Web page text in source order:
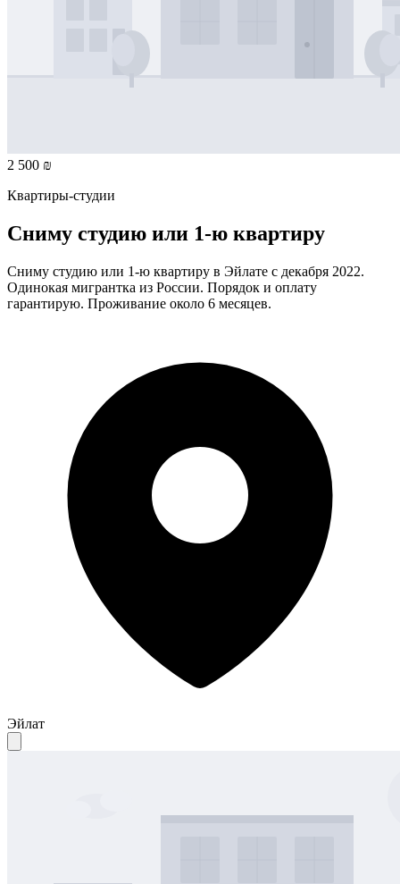
2 500 ₪
Квартиры-студии
Сниму студию или 1-ю квартиру
Сниму студию или 1-ю квартиру в Эйлате с декабря 2022.
Одинокая мигрантка из России. Порядок и оплату
гарантирую. Проживание около 6 месяцев.
Эйлат